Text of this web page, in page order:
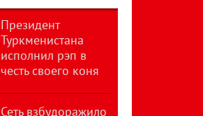
Президент
Туркменистана
исполнил рэп в
честь своего коня
Сеть взбудоражило